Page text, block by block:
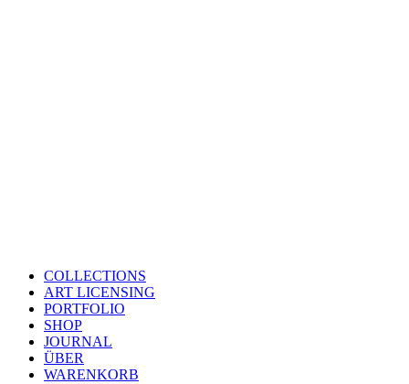
COLLECTIONS
ART LICENSING
PORTFOLIO
SHOP
JOURNAL
ÜBER
WARENKORB